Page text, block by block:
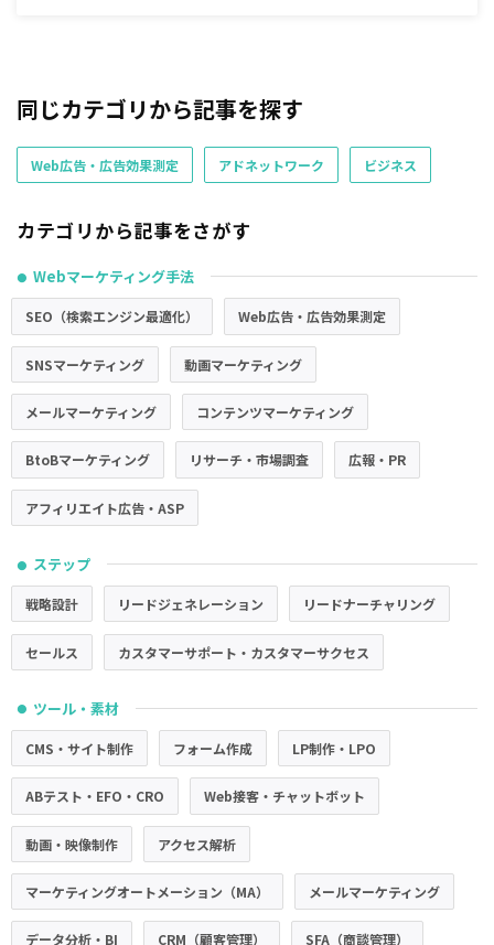
同じカテゴリから記事を探す
Web広告・広告効果測定 アドネットワーク ビジネス
カテゴリから記事をさがす
● Webマーケティング手法
SEO（検索エンジン最適化） Web広告・広告効果測定
SNSマーケティング 動画マーケティング
メールマーケティング コンテンツマーケティング
BtoBマーケティング リサーチ・市場調査 広報・PR
アフィリエイト広告・ASP
● ステップ
戦略設計 リードジェネレーション リードナーチャリング
セールス カスタマーサポート・カスタマーサクセス
● ツール・素材
CMS・サイト制作 フォーム作成 LP制作・LPO
ABテスト・EFO・CRO Web接客・チャットボット
動画・映像制作 アクセス解析
マーケティングオートメーション（MA） メールマーケティング
データ分析・BI CRM（顧客管理） SFA（商談管理）